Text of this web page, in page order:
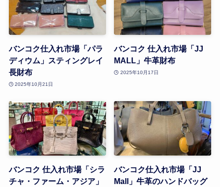
バンコク仕入れ市場「パラ
ディウム」スティングレイ
長財布
2025年10月21日
バンコク 仕入れ市場「JJ
MALL」牛革財布
2025年10月17日
バンコク 仕入れ市場「シラ
チャ・ファーム・アジア」
バンコク仕入れ市場「JJ
Mall」牛革のハンドバッグ